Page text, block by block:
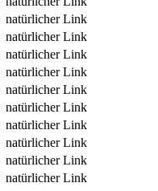
natürlicher Link
natürlicher Link
natürlicher Link
natürlicher Link
natürlicher Link
natürlicher Link
natürlicher Link
natürlicher Link
natürlicher Link
natürlicher Link